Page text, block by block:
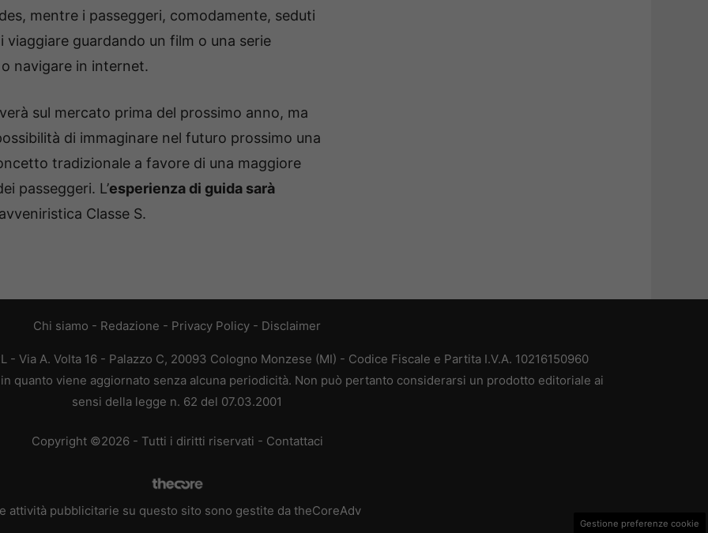
mentre i passeggeri, comodamente, seduti
guardando un film o una serie
navigare in internet.
sul mercato prima del prossimo anno, ma
di immaginare nel futuro prossimo una
tradizionale a favore di una maggiore
passeggeri. L’esperienza di guida sarà
Classe S.
Chi siamo - Redazione - Privacy Policy - Disclaimer
- Via A. Volta 16 - Palazzo C, 20093 Cologno Monzese (MI) - Codice Fiscale e Partita I.V.A. 10216150960
quanto viene aggiornato senza alcuna periodicità. Non può pertanto considerarsi un prodotto editoriale ai
sensi della legge n. 62 del 07.03.2001
Copyright ©2026 - Tutti i diritti riservati - Contattaci
attività pubblicitarie su questo sito sono gestite da theCoreAdv
Gestione preferenze cookie